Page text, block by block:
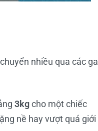
nhiều qua các ga
3kgcho một chiếc
nề hay vượt quá giới